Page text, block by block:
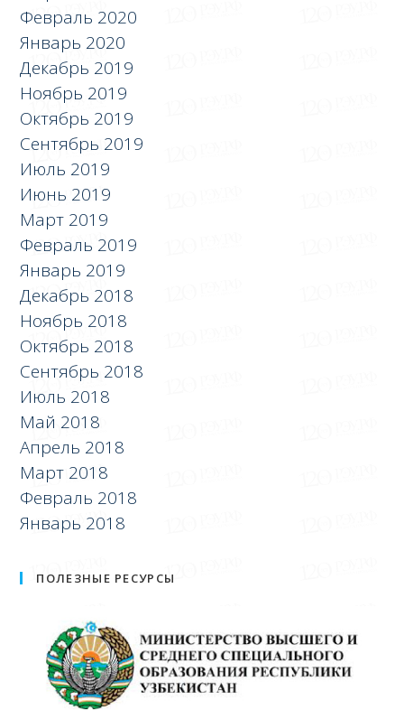
Февраль 2020
Январь 2020
Декабрь 2019
Ноябрь 2019
Октябрь 2019
Сентябрь 2019
Июль 2019
Июнь 2019
Март 2019
Февраль 2019
Январь 2019
Декабрь 2018
Ноябрь 2018
Октябрь 2018
Сентябрь 2018
Июль 2018
Май 2018
Апрель 2018
Март 2018
Февраль 2018
Январь 2018
ПОЛЕЗНЫЕ РЕСУРСЫ